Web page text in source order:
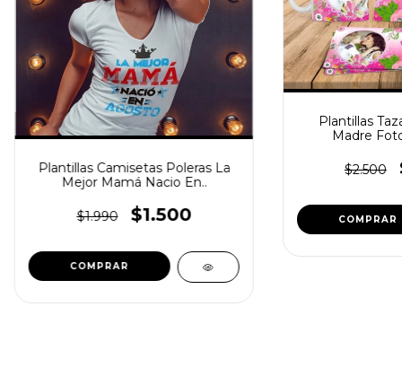
Plantillas Camisetas Poleras La
Mejor Mamá Nacio En..
$1.990 $1.500
Plantillas
Madre
$2.500